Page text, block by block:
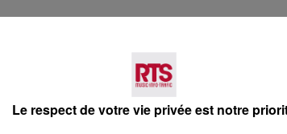
Le respect de votre vie privée est notre